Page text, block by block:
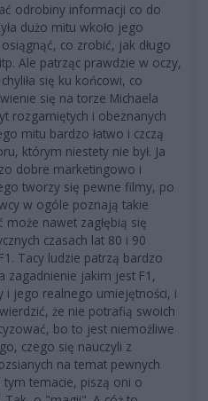
odrobiny informacji co do
dużo mitu wkoło jego
co zrobić, jak długo
Ale patrząc prawdzie w oczy,
się ku końcowi, co
się na torze Michaela
rozgarniętych i obeznanych
mitu bardzo łatwo i czczą
którym niestety nie był. Ja
dobre marketingowo i
tworzy się pewne filmy, po
w ogóle poznają takie
nawet zagłębią się
czasach lat 80 i 90
Tacy ludzie patrzą bardzo
zagadnienie jakim jest F1,
i jego realnego umiejętności, i
że nie potrafią swoich
bo to jest niemożliwe
czego się nauczyli z
na temat pewnych
temacie, piszą oni o